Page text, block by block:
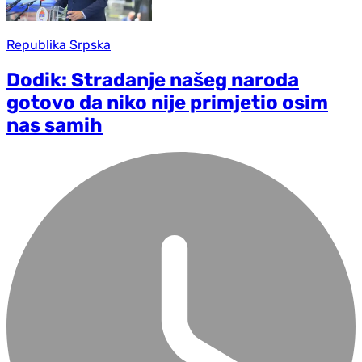
Republika Srpska
Dodik: Stradanje našeg naroda
gotovo da niko nije primjetio osim
nas samih